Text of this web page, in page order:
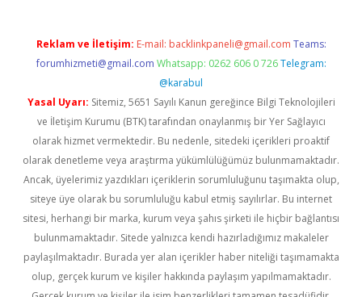
Reklam ve İletişim: E-mail: backlinkpaneli@gmail.com Teams:
forumhizmeti@gmail.com Whatsapp: 0262 606 0 726 Telegram:
@karabul
Yasal Uyarı: Sitemiz, 5651 Sayılı Kanun gereğince Bilgi Teknolojileri
ve İletişim Kurumu (BTK) tarafından onaylanmış bir Yer Sağlayıcı
olarak hizmet vermektedir. Bu nedenle, sitedeki içerikleri proaktif
olarak denetleme veya araştırma yükümlülüğümüz bulunmamaktadır.
Ancak, üyelerimiz yazdıkları içeriklerin sorumluluğunu taşımakta olup,
siteye üye olarak bu sorumluluğu kabul etmiş sayılırlar. Bu internet
sitesi, herhangi bir marka, kurum veya şahıs şirketi ile hiçbir bağlantısı
bulunmamaktadır. Sitede yalnızca kendi hazırladığımız makaleler
paylaşılmaktadır. Burada yer alan içerikler haber niteliği taşımamakta
olup, gerçek kurum ve kişiler hakkında paylaşım yapılmamaktadır.